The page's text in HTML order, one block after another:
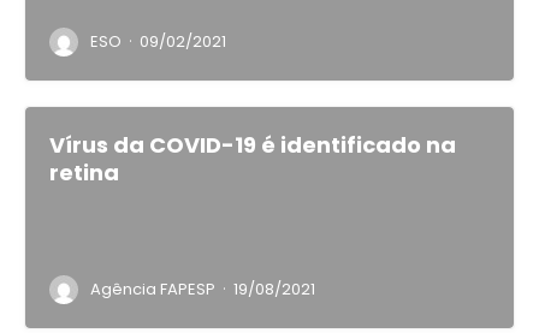
ESO · 09/02/2021
Vírus da COVID-19 é identificado na
retina
Agência FAPESP · 19/08/2021